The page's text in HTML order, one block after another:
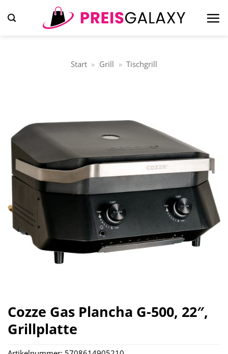
Inhalt
Start » Grill » Tischgrill
Cozze Gas Plancha G-500, 22″,
Grillplatte